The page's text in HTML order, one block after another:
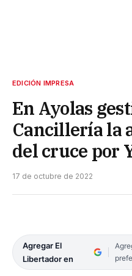
EDICIÓN IMPRESA
En Ayolas
Cancillería la
del cruce por
17 de octubre de 2022
Agregar El
Libertador en